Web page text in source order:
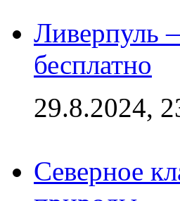
Ливерпуль
бесплатно
29.8.2024,
Северное